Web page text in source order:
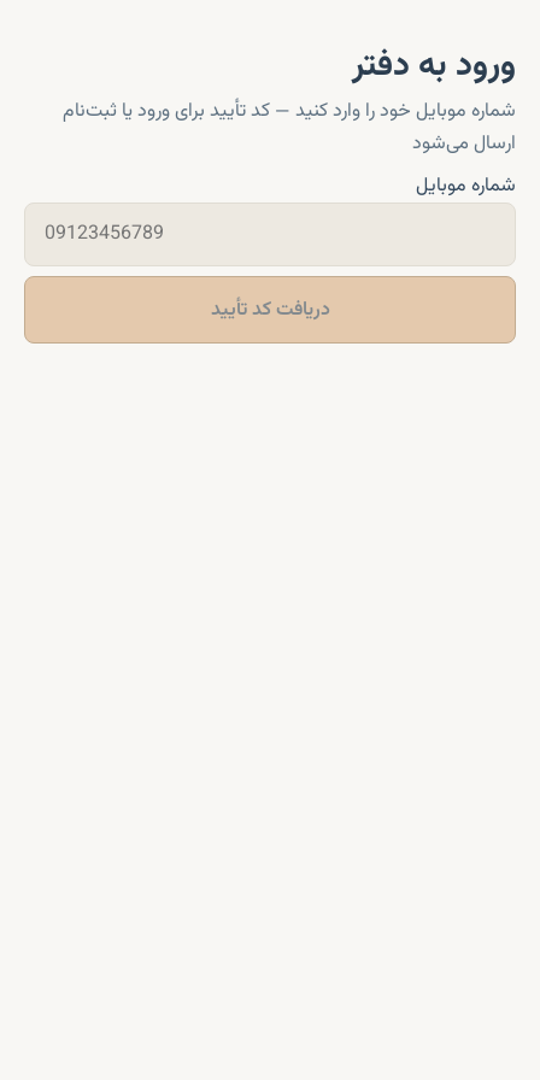
ورود به دفتر
شماره موبایل خود را وارد کنید — کد تأیید برای ورود یا ثبت‌نام
ارسال می‌شود
شماره موبایل
دریافت کد تأیید